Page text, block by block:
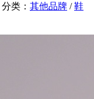
分类： 其他品牌 /鞋